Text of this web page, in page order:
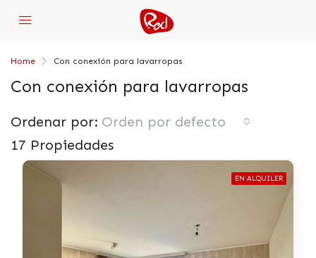
Home Con conexión para lavarropas
Con conexión para lavarropas
17 Propiedades
Ordenar por: Orden por defecto
EN ALQUILER